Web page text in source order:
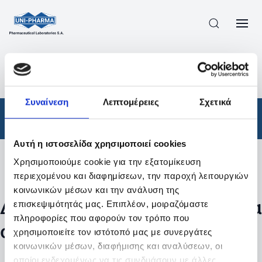
Συναίνεση Λεπτομέρειες Σχετικά
Αυτή η ιστοσελίδα χρησιμοποιεί cookies
Χρησιμοποιούμε cookie για την εξατομίκευση
περιεχομένου και διαφημίσεων, την παροχή λειτουργιών
κοινωνικών μέσων και την ανάλυση της
επισκεψιμότητάς μας. Επιπλέον, μοιραζόμαστε
πληροφορίες που αφορούν τον τρόπο που
χρησιμοποιείτε τον ιστότοπό μας με συνεργάτες
κοινωνικών μέσων, διαφήμισης και αναλύσεων, οι
οποίοι ενδεχομένως να τις συνδυάσουν με άλλες
ΠΡΟΪΟΝΤΑ
ΑΠΟΤΕΛΕΣΜΑΤΑ ΑΝΑΖΗΤΗΣΗΣ
Φάρμακα
Φίλτρα
Δεν βρέθηκαν προϊόντα με τα
συγκεκριμένα φίλτρα